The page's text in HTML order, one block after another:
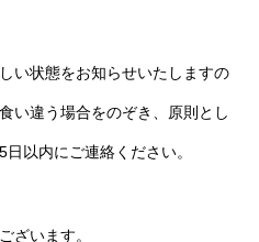
い状態をお知らせいたしますの
い違う場合をのぞき、原則とし
以内にご連絡ください。
ざいます。